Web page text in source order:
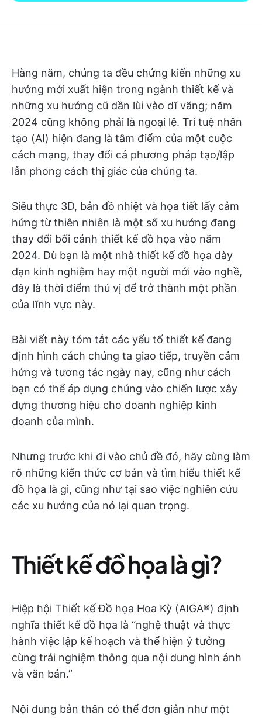
Hàng năm, chúng ta đều chứng kiến những xu
hướng mới xuất hiện trong ngành thiết kế và
những xu hướng cũ dần lùi vào dĩ vãng; năm
2024 cũng không phải là ngoại lệ. Trí tuệ nhân
tạo (AI) hiện đang là tâm điểm của một cuộc
cách mạng, thay đổi cả phương pháp tạo/lập
lẫn phong cách thị giác của chúng ta.
Siêu thực 3D, bản đồ nhiệt và họa tiết lấy cảm
hứng từ thiên nhiên là một số xu hướng đang
thay đổi bối cảnh thiết kế đồ họa vào năm
2024. Dù bạn là một nhà thiết kế đồ họa dày
dạn kinh nghiệm hay một người mới vào nghề,
đây là thời điểm thú vị để trở thành một phần
của lĩnh vực này.
Bài viết này tóm tắt các yếu tố thiết kế đang
định hình cách chúng ta giao tiếp, truyền cảm
hứng và tương tác ngày nay, cũng như cách
bạn có thể áp dụng chúng vào chiến lược xây
dựng thương hiệu cho doanh nghiệp kinh
doanh của mình.
Nhưng trước khi đi vào chủ đề đó, hãy cùng làm
rõ những kiến thức cơ bản và tìm hiểu thiết kế
đồ họa là gì, cũng như tại sao việc nghiên cứu
các xu hướng của nó lại quan trọng.
Thiết kế đồ họa là gì?
Hiệp hội Thiết kế Đồ họa Hoa Kỳ (AIGA®) định
nghĩa thiết kế đồ họa là “nghệ thuật và thực
hành việc lập kế hoạch và thể hiện ý tưởng
cùng trải nghiệm thông qua nội dung hình ảnh
và văn bản.”
Nội dung bản thân có thể đơn giản như một